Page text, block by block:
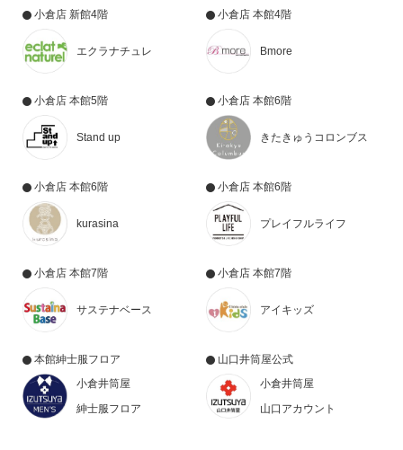
小倉店 新館4階
エクラナチュレ
小倉店 本館4階
Bmore
小倉店 本館5階
Stand up
小倉店 本館6階
きたきゅうコロンブス
小倉店 本館6階
kurasina
小倉店 本館6階
プレイフルライフ
小倉店 本館7階
サステナベース
小倉店 本館7階
アイキッズ
本館紳士服フロア
小倉井筒屋
紳士服フロア
山口井筒屋公式
小倉井筒屋
山口アカウント